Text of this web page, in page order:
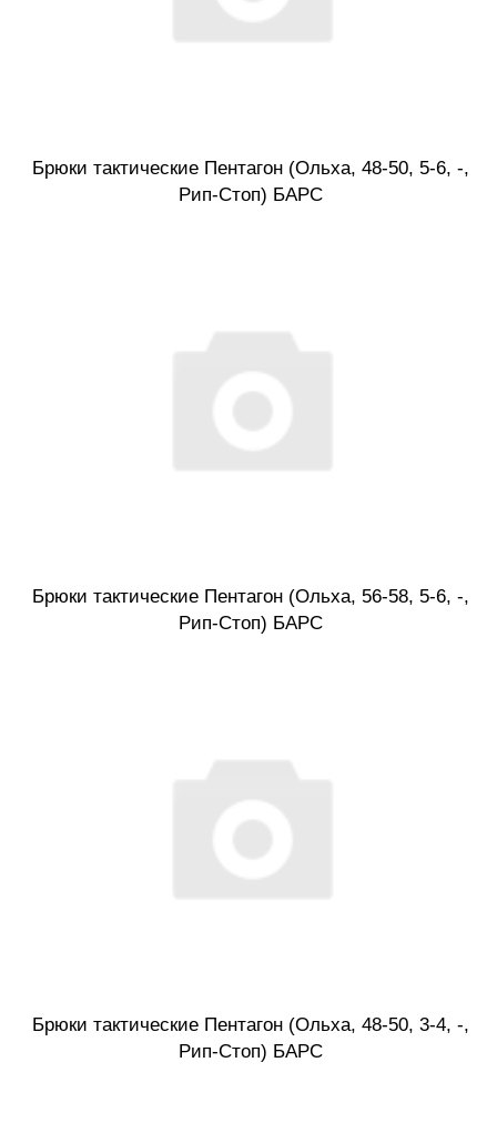
Брюки тактические Пентагон (Ольха, 48-50, 5-6, -,
Рип-Стоп) БАРС
Брюки тактические Пентагон (Ольха, 56-58, 5-6, -,
Рип-Стоп) БАРС
Брюки тактические Пентагон (Ольха, 48-50, 3-4, -,
Рип-Стоп) БАРС